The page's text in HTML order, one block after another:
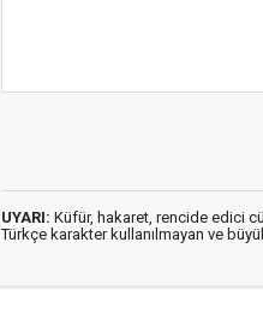
UYARI: Küfür, hakaret, rencide edici
Türkçe karakter kullanılmayan ve